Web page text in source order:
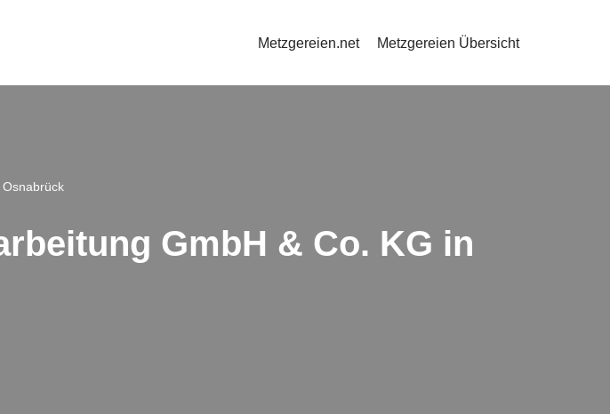
Metzgereien.net Metzgereien Übersicht
GmbH & Co. KG in